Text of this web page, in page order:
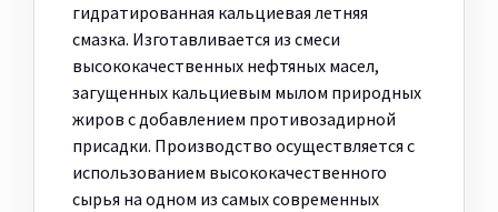
гидратированная кальциевая летняя
смазка. Изготавливается из смеси
высококачественных нефтяных масел,
загущенных кальциевым мылом природных
жиров с добавлением противозадирной
присадки. Производство осуществляется с
использованием высококачественного
сырья на одном из самых современных